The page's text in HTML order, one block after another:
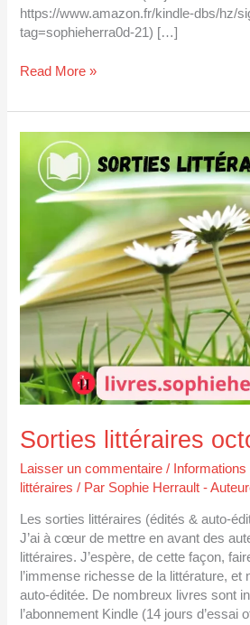
https://www.amazon.fr/kindle-dbs/hz/
tag=sophieherra0d-21) […]
Read More »
Sorties littéraires
Laisser un commentaire / Informations
littéraires / Par Sophie Herrault -
Les sorties littéraires (édités & auto-
J’ai à cœur de mettre en avant des
littéraires. J’espère, de cette façon,
l’immense richesse de la littérature, et
auto-éditée. De nombreux livres sont
l’abonnement Kindle (14 jours d’essai
Sorties
littéraires
octobre
2025